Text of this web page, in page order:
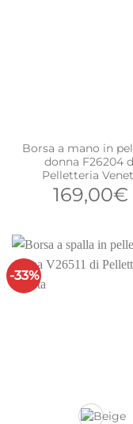
Borsa a mano in
donna F26204
Pelletteria
169,00€
-33%